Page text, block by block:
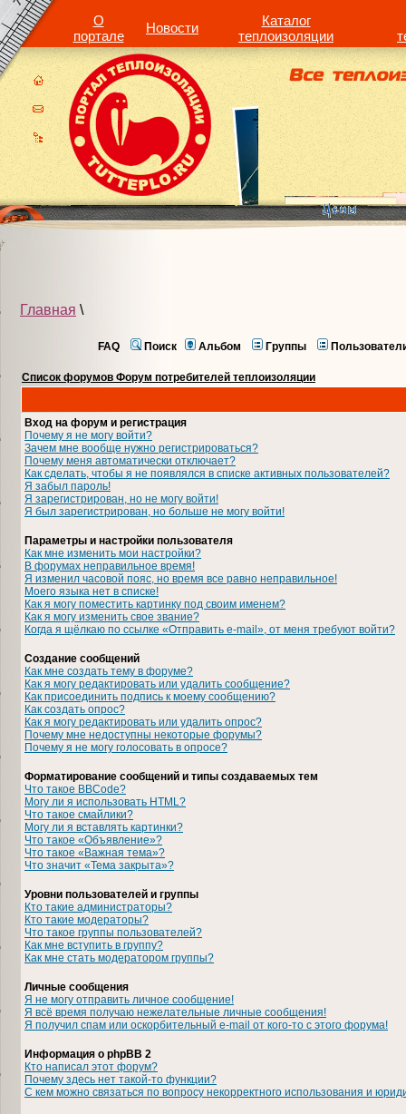
О
портале
Новости
Каталог
теплоизоляции
Главная \
FAQ Поиск Альбом Группы
Список форумов Форум потребителей теплоизоляции
Вход на форум и регистрация
Почему я не могу войти?
Зачем мне вообще нужно регистрироваться?
Почему меня автоматически отключает?
Как сделать, чтобы я не появлялся в списке активных пользователей?
Я забыл пароль!
Я зарегистрирован, но не могу войти!
Я был зарегистрирован, но больше не могу войти!
Параметры и настройки пользователя
Как мне изменить мои настройки?
В форумах неправильное время!
Я изменил часовой пояс, но время все равно неправильное!
Моего языка нет в списке!
Как я могу поместить картинку под своим именем?
Как я могу изменить свое звание?
Когда я щёлкаю по ссылке «Отправить e-mail», от меня требуют войти?
Создание сообщений
Как мне создать тему в форуме?
Как я могу редактировать или удалить сообщение?
Как присоединить подпись к моему сообщению?
Как создать опрос?
Как я могу редактировать или удалить опрос?
Почему мне недоступны некоторые форумы?
Почему я не могу голосовать в опросе?
Форматирование сообщений и типы создаваемых тем
Что такое BBCode?
Могу ли я использовать HTML?
Что такое смайлики?
Могу ли я вставлять картинки?
Что такое «Объявление»?
Что такое «Важная тема»?
Что значит «Тема закрыта»?
Уровни пользователей и группы
Кто такие администраторы?
Кто такие модераторы?
Что такое группы пользователей?
Как мне вступить в группу?
Как мне стать модератором группы?
Личные сообщения
Я не могу отправить личное сообщение!
Я всё время получаю нежелательные личные сообщения!
Я получил спам или оскорбительный e-mail от кого-то с этого форума!
Информация о phpBB 2
Кто написал этот форум?
Почему здесь нет такой-то функции?
С кем можно связаться по вопросу некорректного использования и